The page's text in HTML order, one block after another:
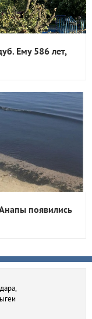
Ему 586 лет,
появились